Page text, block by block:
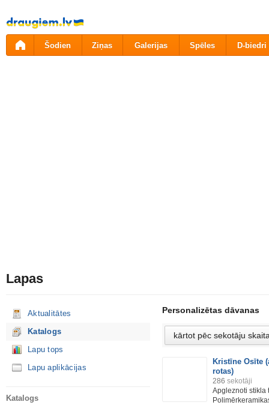
Pāriet
uz
saturu
Šodien Ziņas Galerijas Spēles D-biedri
Lapas
Aktualitātes
Katalogs
Lapu tops
Lapu aplikācijas
Katalogs
Personalizētas dāvanas
Kristīne Osīte
rotas)
286 sekotāji
Apgleznoti stikla